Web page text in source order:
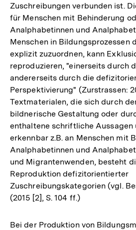
Zuschreibungen verbunden ist.
für Menschen mit Behinderung
Analphabetinnen und
Menschen in Bildungsprozessen
explizit zuzuordnen, kann
reproduzieren, "einerseits durch
andererseits durch die
Perspektivierung" (Zurstrassen:
Textmaterialen, die sich durch
bildnerische Gestaltung oder
enthaltene schriftliche Aussagen
erkennbar z.B. an Menschen mit
Analphabetinnen und
und Migrantenwenden, besteht
Reproduktion defizitorientierter
Zuschreibungskategorien (vgl.
(2015 [2], S. 104 ff.)
Bei der Produktion von